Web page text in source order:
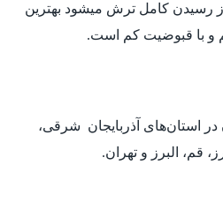
کامل ترش میشود بهترین
با قبوضیت کم است.
در استان‌های آذربایجان شرقی،
قم، البرز و تهران.